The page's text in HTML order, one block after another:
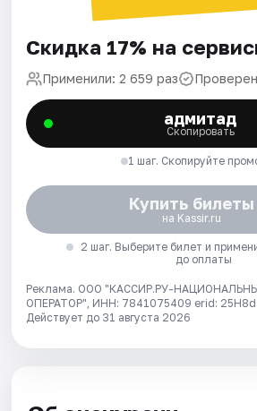
Скидка 17% на
Применили: 2 659 раз
адмитад
Скопировать
1 шаг. Скопируйте
Купить билеты
на Kassir.ru
2 шаг. Выберите билет и
до оплаты
Реклама. ООО "КАССИР.РУ-
ОПЕРАТОР", ИНН: 7841075409 erid:
Действует до 31 августа 2026